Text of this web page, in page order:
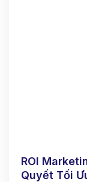
ROI
Quyết Tối